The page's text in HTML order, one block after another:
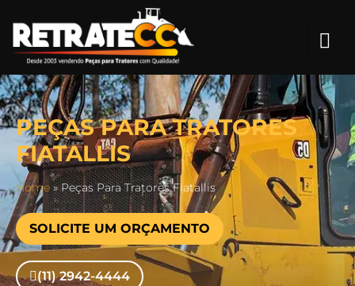
PEÇAS PARA TRATORES
FIATALLIS
Home»Peças Para Tratores Fiatallis
SOLICITE UM ORÇAMENTO
(11) 2942-4444